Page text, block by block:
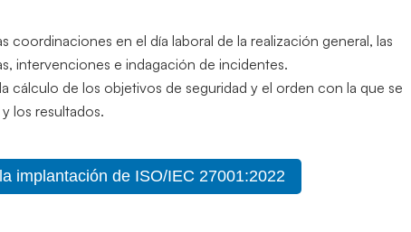
coordinaciones en el día laboral de la realización general, las
intervenciones e indagación de incidentes.
cálculo de los objetivos de seguridad y el orden con la que se
los resultados.
implantación de ISO/IEC 27001:2022